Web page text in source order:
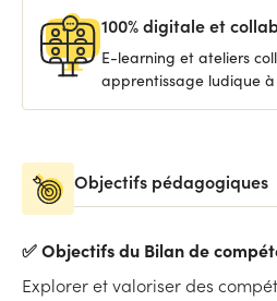
100% digitale et
E-learning et ateliers
apprentissage ludique
Objectifs pédagogiques
✅ Objectifs du Bilan de
Explorer et valoriser des